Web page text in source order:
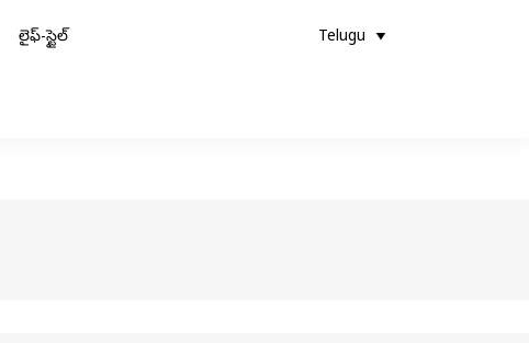
లైఫ్-స్టైల్ Telugu